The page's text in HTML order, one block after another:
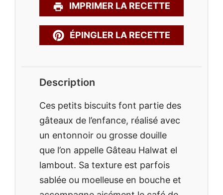
IMPRIMER LA RECETTE
ÉPINGLER LA RECETTE
Description
Ces petits biscuits font partie des
gâteaux de l’enfance, réalisé avec
un entonnoir ou grosse douille
que l’on appelle Gâteau Halwat el
lambout. Sa texture est parfois
sablée ou moelleuse en bouche et